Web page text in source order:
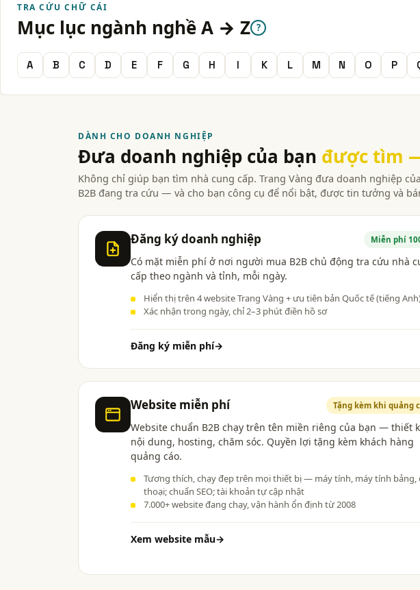
TRA CỨU CHỮ CÁI
Mục lục ngành nghề A → Z ?
A B C D E F G H I K L M N O P
DÀNH CHO DOANH NGHIỆP
Đưa doanh nghiệp của bạn được tìm
Không chỉ giúp bạn tìm nhà cung cấp. Trang Vàng đưa doanh nghiệp
B2B đang tra cứu — và cho bạn công cụ để nổi bật, được tin tưởng và
Đăng ký doanh nghiệp Miễn phí
Có mặt miễn phí ở nơi người mua B2B chủ động tra cứu nhà
cấp theo ngành và tỉnh, mỗi ngày.
Hiển thị trên 4 website Trang Vàng + ưu tiên bản Quốc tế (tiếng
Xác nhận trong ngày, chỉ 2–3 phút điền hồ sơ
Đăng ký miễn phí→
Website miễn phí Tặng kèm khi quảng
Website chuẩn B2B chạy trên tên miền riêng của bạn — thiết
nội dung, hosting, chăm sóc. Quyền lợi tặng kèm khách hàng
quảng cáo.
Tương thích, chạy đẹp trên mọi thiết bị — máy tính, máy tính bảng,
thoại; chuẩn SEO; tài khoản tự cập nhật
7.000+ website đang chạy, vận hành ổn định từ 2008
Xem website mẫu→